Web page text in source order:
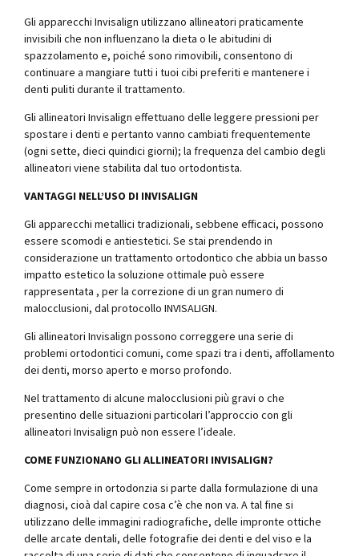
Gli apparecchi Invisalign utilizzano allineatori praticamente
invisibili che non influenzano la dieta o le abitudini di
spazzolamento e, poiché sono rimovibili, consentono di
continuare a mangiare tutti i tuoi cibi preferiti e mantenere i
denti puliti durante il trattamento.
Gli allineatori Invisalign effettuano delle leggere pressioni per
spostare i denti e pertanto vanno cambiati frequentemente
(ogni sette, dieci quindici giorni); la frequenza del cambio degli
allineatori viene stabilita dal tuo ortodontista.
VANTAGGI NELL’USO DI INVISALIGN
Gli apparecchi metallici tradizionali, sebbene efficaci, possono
essere scomodi e antiestetici. Se stai prendendo in
considerazione un trattamento ortodontico che abbia un basso
impatto estetico la soluzione ottimale può essere
rappresentata , per la correzione di un gran numero di
malocclusioni, dal protocollo INVISALIGN.
Gli allineatori Invisalign possono correggere una serie di
problemi ortodontici comuni, come spazi tra i denti, affollamento
dei denti, morso aperto e morso profondo.
Nel trattamento di alcune malocclusioni più gravi o che
presentino delle situazioni particolari l’approccio con gli
allineatori Invisalign può non essere l’ideale.
COME FUNZIONANO GLI ALLINEATORI INVISALIGN?
Come sempre in ortodonzia si parte dalla formulazione di una
diagnosi, cioà dal capire cosa c’è che non va. A tal fine si
utilizzano delle immagini radiografiche, delle impronte ottiche
delle arcate dentali, delle fotografie dei denti e del viso e la